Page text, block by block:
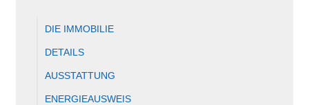
DIE IMMOBILIE
DETAILS
AUSSTATTUNG
ENERGIEAUSWEIS